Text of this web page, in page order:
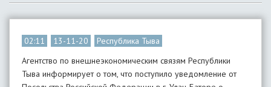
02:11 13-11-20
Республика Тыва
Агентство по внешнеэкономическим связям Республики
Тыва информирует о том, что поступило уведомление от